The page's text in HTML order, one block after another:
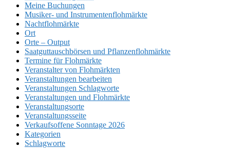
Meine Buchungen
Musiker- und Instrumentenflohmärkte
Nachtflohmärkte
Ort
Orte – Output
Saatguttauschbörsen und Pflanzenflohmärkte
Termine für Flohmärkte
Veranstalter von Flohmärkten
Veranstaltungen bearbeiten
Veranstaltungen Schlagworte
Veranstaltungen und Flohmärkte
Veranstaltungsorte
Veranstaltungsseite
Verkaufsoffene Sonntage 2026
Kategorien
Schlagworte